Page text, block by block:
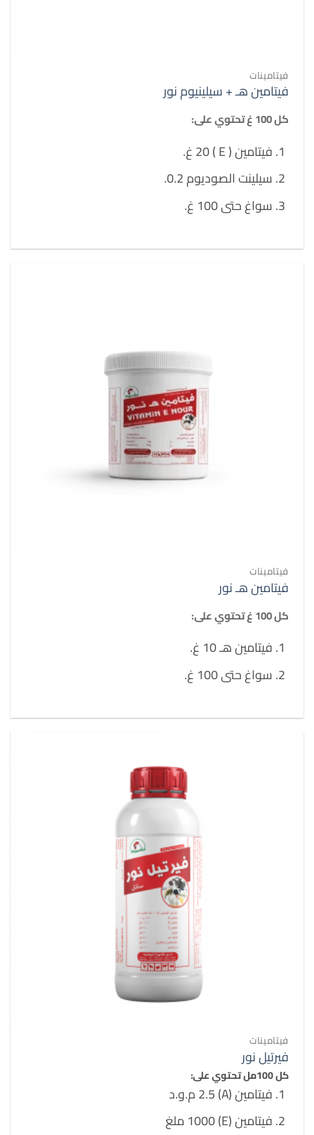
فيتامينات
فيتامين هـ + سيلينيوم نور
كل 100 غ تحتوي على:
فيتامين ( E ) 20 غ.
سيلينت الصوديوم 0.2.
سواغ حتى 100 غ.
فيتامينات
فيتامين هـ نور
كل 100 غ تحتوي على:
فيتامين هـ 10 غ.
سواغ حتى 100 غ.
فيتامينات
فيرتيل نور
كل 100مل تحتوي على:
فيتامين (A) 2.5 م.و.د
فيتامين (E) 1000 ملغ